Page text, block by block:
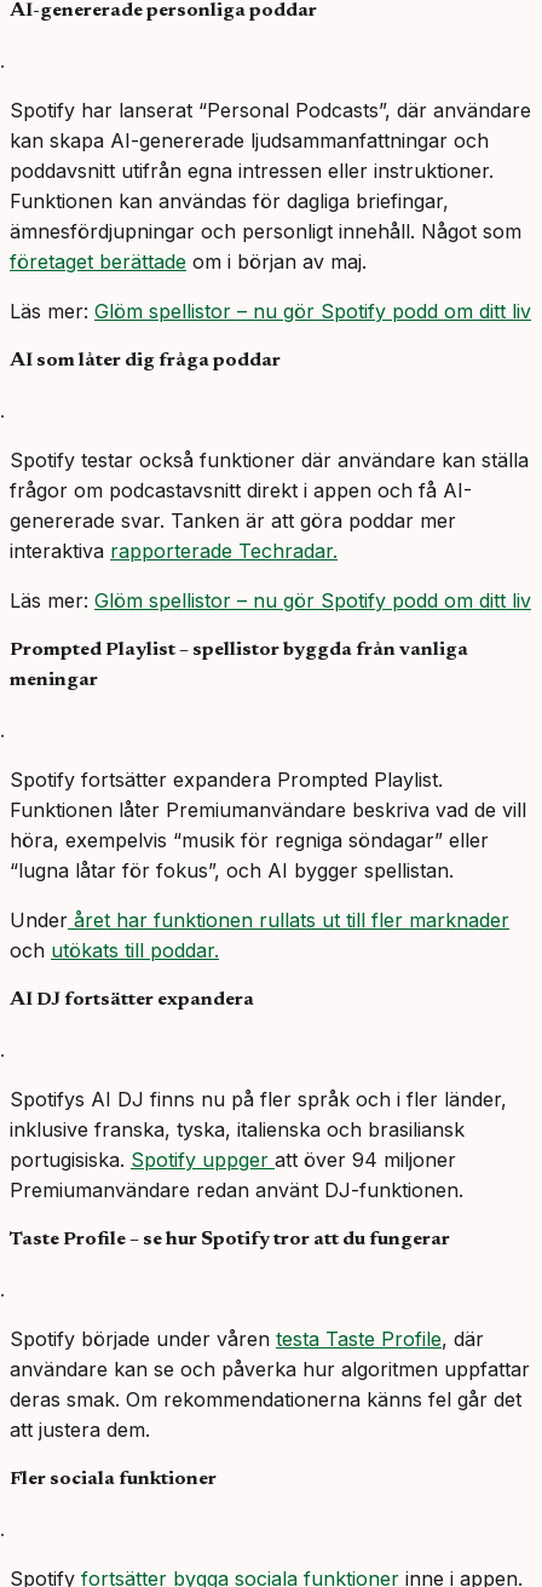
AI-genererade personliga poddar
Spotify har lanserat “Personal Podcasts”, där användare
kan skapa AI-genererade ljudsammanfattningar och
poddavsnitt utifrån egna intressen eller instruktioner.
Funktionen kan användas för dagliga briefingar,
ämnesfördjupningar och personligt innehåll. Något som
företaget berättade om i början av maj.
Läs mer: Glöm spellistor – nu gör Spotify podd om ditt liv
AI som låter dig fråga poddar
Spotify testar också funktioner där användare kan ställa
frågor om podcastavsnitt direkt i appen och få AI-
genererade svar. Tanken är att göra poddar mer
interaktiva rapporterade Techradar.
Läs mer: Glöm spellistor – nu gör Spotify podd om ditt liv
Prompted Playlist – spellistor byggda från vanliga
meningar
Spotify fortsätter expandera Prompted Playlist.
Funktionen låter Premiumanvändare beskriva vad de vill
höra, exempelvis “musik för regniga söndagar” eller
“lugna låtar för fokus”, och AI bygger spellistan.
Under året har funktionen rullats ut till fler marknader
och utökats till poddar.
AI DJ fortsätter expandera
Spotifys AI DJ finns nu på fler språk och i fler länder,
inklusive franska, tyska, italienska och brasiliansk
portugisiska. Spotify uppger att över 94 miljoner
Premiumanvändare redan använt DJ-funktionen.
Taste Profile – se hur Spotify tror att du fungerar
Spotify började under våren testa Taste Profile, där
användare kan se och påverka hur algoritmen uppfattar
deras smak. Om rekommendationerna känns fel går det
att justera dem.
Fler sociala funktioner
Spotify fortsätter bygga sociala funktioner inne i appen.